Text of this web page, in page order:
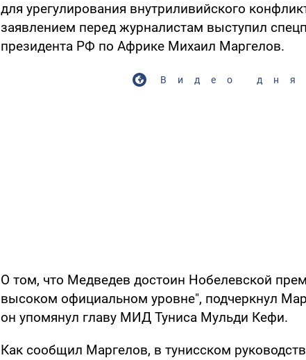
для урегулирования внутриливийского
заявлением перед журналистам выступил
президента РФ по Африке Михаил Маргелов.
Видео дня
О том, что Медведев достоин Нобелевской
высоком официальном уровне", подчеркнул
он упомянул главу МИД Туниса Мульди Кефи.
Как сообщил Маргелов, в тунисском